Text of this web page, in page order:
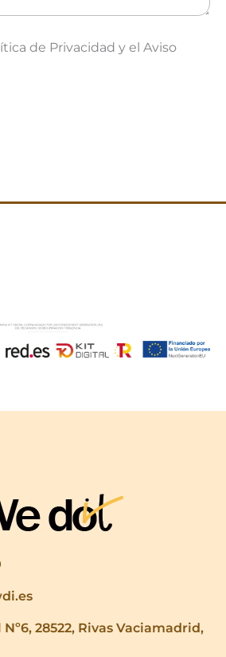
de Privacidad y el Aviso
28522, Rivas Vaciamadrid,